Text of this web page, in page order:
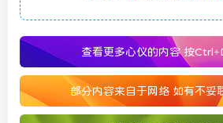
查看更多心仪的内容按
部分内容来自于网络 如有不妥